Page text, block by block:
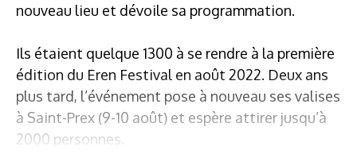
nouveau lieu et dévoile sa programmation.
Ils étaient quelque 1300 à se rendre à la première
édition du Eren Festival en août 2022. Deux ans
plus tard, l’événement pose à nouveau ses valises
à Saint-Prex (9-10 août) et espère attirer jusqu’à
2000 personnes.